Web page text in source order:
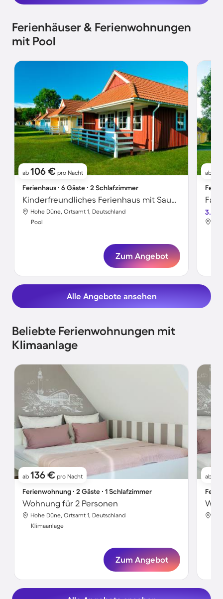
Ferienhäuser & Ferienwohnungen
mit Pool
ab 106 € pro Nacht
Ferienhaus ∙ 6 Gäste ∙ 2 Schlafzimmer
Kinderfreundliches Ferienhaus mit Sauna, Terrasse und Pool | Strand in der Nähe | Haustierfreundlich
Hohe Düne, Ortsamt 1, Deutschland
Pool
Zum Angebot
ab
3.5
Alle Angebote ansehen
Beliebte Ferienwohnungen mit
Klimaanlage
ab 136 € pro Nacht
Ferienwohnung ∙ 2 Gäste ∙ 1 Schlafzimmer
Wohnung für 2 Personen
Hohe Düne, Ortsamt 1, Deutschland
Klimaanlage
Zum Angebot
ab